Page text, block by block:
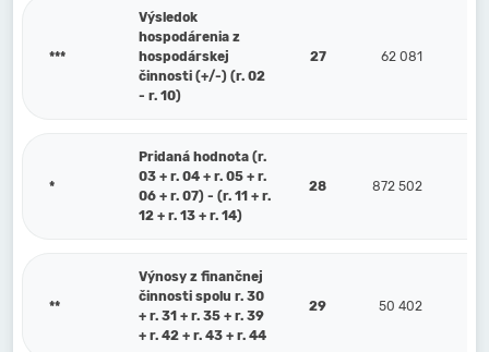
***
Výsledok
hospodárenia z
hospodárskej
činnosti (+/-) (r. 02
- r. 10)
27 62 081
*
Pridaná hodnota (r.
03 + r. 04 + r. 05 + r.
06 + r. 07) - (r. 11 + r.
12 + r. 13 + r. 14)
28 872 502
**
Výnosy z finančnej
činnosti spolu r. 30
+ r. 31 + r. 35 + r. 39
+ r. 42 + r. 43 + r. 44
29 50 402